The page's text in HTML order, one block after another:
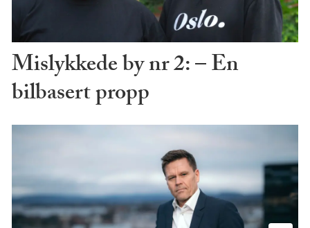
Mislykkede by nr 2: – En
bilbasert propp